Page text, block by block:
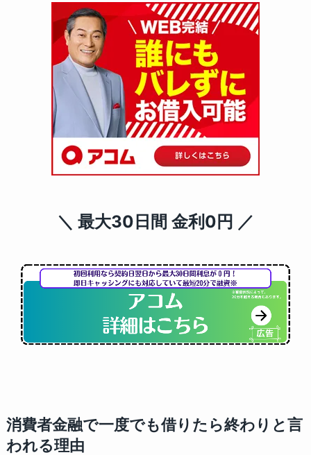
＼ 最大30日間 金利0円 ／
消費者金融で一度でも借りたら終わりと言
われる理由